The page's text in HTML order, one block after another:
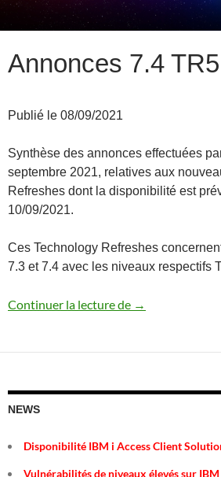
Annonces 7.4
Publié le 08/09/2021
Synthèse des annonces effectuées
septembre 2021, relatives aux
Refreshes dont la disponibilité est
10/09/2021.
Ces Technology Refreshes
7.3 et 7.4 avec les niveaux respectifs
Continuer la lecture de Annonces 7.4
→
NEWS
Disponibilité IBM i Access Client
Vulnérabilités de niveaux élevés sur